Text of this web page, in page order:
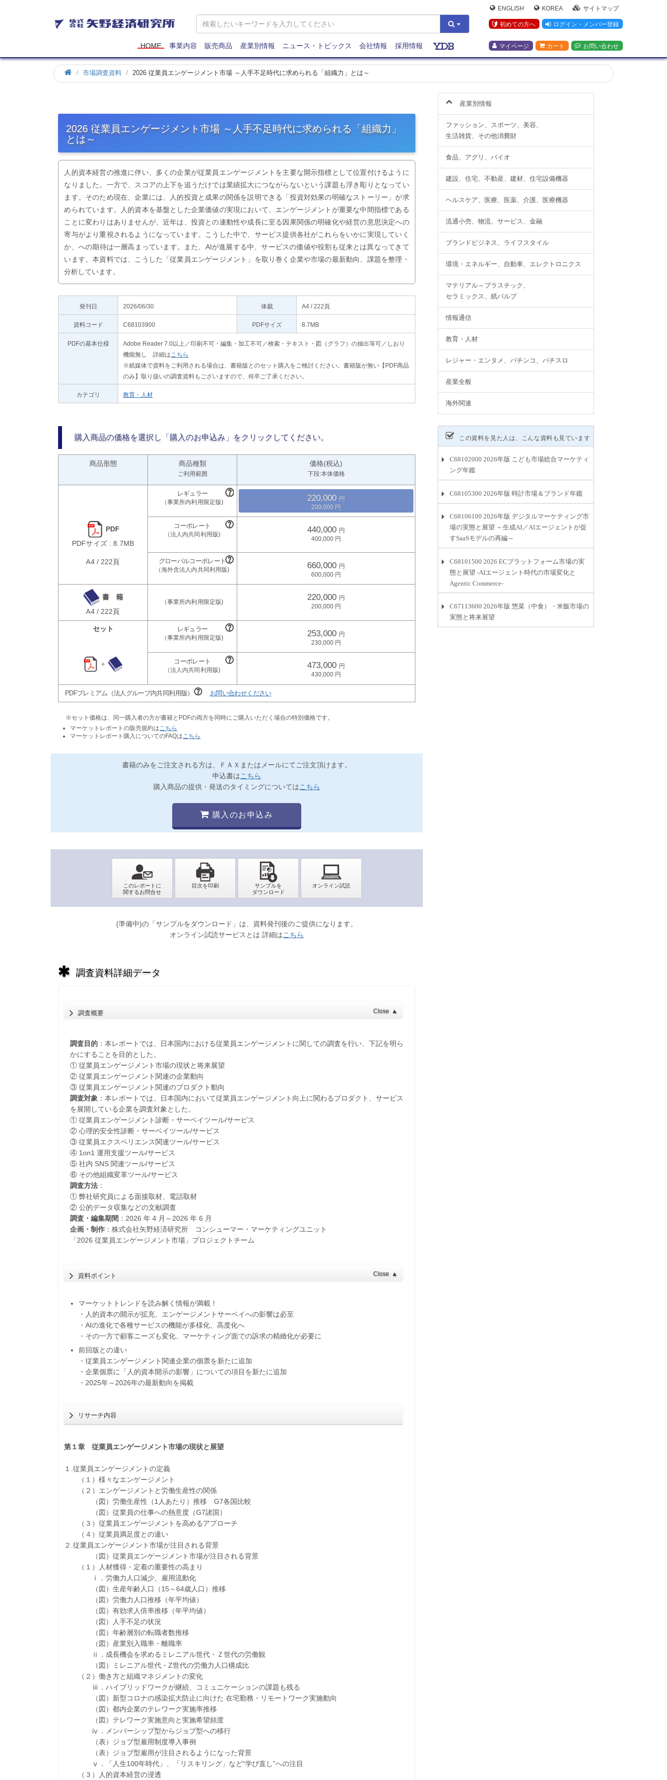
矢
野
研
究
所
ENGLISH KOREA サイトマップ
初めての方へ ログイン・メンバー登録
マイページ カート お問い合わせ
HOME 事業内容 販売商品 産業別情報 ニュース・トピックス 会社情報 採用情報
市場調査資料 2026 従業員エンゲージメント市場 ～人手不足時代に求められる「組織力」とは～
2026 従業員エンゲージメント市場 ～人手不足時代に求められる「組織力」
とは～
人的資本経営の推進に伴い、多くの企業が従業員エンゲージメントを主要な開示指標として位置付けるように
なりました。一方で、スコアの上下を追うだけでは業績拡大につながらないという課題も浮き彫りとなってい
ます。そのため現在、企業には、人的投資と成果の関係を説明できる「投資対効果の明確なストーリー」が求
められています。人的資本を基盤とした企業価値の実現において、エンゲージメントが重要な中間指標である
ことに変わりはありませんが、近年は、投資との連動性や成長に至る因果関係の明確化や経営の意思決定への
寄与がより重視されるようになっています。こうした中で、サービス提供各社がこれらをいかに実現していく
か、への期待は一層高まっています。また、AIが進展する中、サービスの価値や役割も従来とは異なってきて
います。本資料では、こうした「従業員エンゲージメント」を取り巻く企業や市場の最新動向、課題を整理・
分析しています。
発刊日 2026/06/30 体裁 A4 / 222頁
資料コード C68103900 PDFサイズ 8.7MB
PDFの基本仕様
Adobe Reader 7.0以上／印刷不可・編集・加工不可／検索・テキスト・図（グラフ）の抽出等可／しおり
機能無し 詳細は こちら
※紙媒体で資料をご利用される場合は、書籍版とのセット購入をご検討ください。書籍版が無い【PDF商品
のみ】取り扱いの調査資料もございますので、何卒ご了承ください。
カテゴリ 教育・人材
購入商品の価格を選択し「購入のお申込み」をクリックしてください。
商品形態 商品種類
ご利用範囲
価格(税込)
下段:本体価格
220,000
200,000
PDF
PDFサイズ : 8.7MB
440,000
400,000
A4 / 222頁 660,000
600,000
書 籍
A4 / 222頁
220,000
200,000
セット 253,000
230,000
＋ 473,000
430,000
PDFプレミアム（法人グループ内共同利用版） お問い合わせください
※セット価格は、同一購入者の方が書籍とPDFの両方を同時にご購入いただく場合の特別価格です。
マーケットレポートの販売規約は こちら
マーケットレポート購入についてのFAQは こちら
書籍のみをご注文される方は、ＦＡＸまたはメールにてご注文頂けます。
申込書はこちら
購入商品の提供・発送のタイミングについてはこちら
購入のお申込み
(準備中)の「サンプルをダウンロード」は、資料発刊後のご提供になります。
オンライン試読サービスとは 詳細はこちら
調査資料詳細データ
調査概要 Close ▲
調査目的：本レポートでは、日本国内における従業員エンゲージメントに関しての調査を行い、下記を明ら
かにすることを目的とした。
① 従業員エンゲージメント市場の現状と将来展望
② 従業員エンゲージメント関連の企業動向
③ 従業員エンゲージメント関連のプロダクト動向
調査対象 ：本レポートでは、日本国内において従業員エンゲージメント向上に関わるプロダクト、サービス
を展開している企業を調査対象とした。
① 従業員エンゲージメント診断・サーベイツール/サービス
② 心理的安全性診断・サーベイツール/サービス
③ 従業員エクスペリエンス関連ツール/サービス
④ 1on1 運用支援ツール/サービス
⑤ 社内 SNS 関連ツール/サービス
⑥ その他組織変革ツール/サービス
調査方法：
① 弊社研究員による面接取材、電話取材
② 公的データ収集などの文献調査
調査・編集期間 ：2026 年 4 月～2026 年 6 月
企画・制作：株式会社矢野経済研究所 コンシューマー・マーケティングユニット
「2026 従業員エンゲージメント市場」プロジェクトチーム
資料ポイント Close ▲
マーケットトレンドを読み解く情報が満載！
・人的資本の開示が拡充、エンゲージメントサーベイへの影響は必至
・AIの進化で各種サービスの機能が多様化、高度化へ
・その一方で顧客ニーズも変化、マーケティング面での訴求の精緻化が必要に
前回版との違い
・従業員エンゲージメント関連企業の個票を新たに追加
・企業個票に「人的資本開示の影響」についての項目を新たに追加
・2025年～2026年の最新動向を掲載
リサーチ内容
第１章 従業員エンゲージメント市場の現状と展望
１.従業員エンゲージメントの定義
（１）様々なエンゲージメント
（２）エンゲージメントと労働生産性の関係
（図）労働生産性（1人あたり）推移 G7各国比較
（図）従業員の仕事への熱意度（G7諸国）
（３）従業員エンゲージメントを高めるアプローチ
（４）従業員満足度との違い
２.従業員エンゲージメント市場が注目される背景
（図）従業員エンゲージメント市場が注目される背景
（１）人材獲得・定着の重要性の高まり
ⅰ．労働力人口減少、雇用流動化
（図）生産年齢人口（15～64歳人口）推移
（図）労働力人口推移（年平均値）
（図）有効求人倍率推移（年平均値）
（図）人手不足の状況
（図）年齢層別の転職者数推移
（図）産業別入職率・離職率
ⅱ．成長機会を求めるミレニアル世代・Ｚ世代の労働観
（図）ミレニアル世代・Z世代の労働力人口構成比
（２）働き方と組織マネジメントの変化
ⅲ．ハイブリッドワークが継続、コミュニケーションの課題も残る
（図）新型コロナの感染拡大防止に向けた 在宅勤務・リモートワーク実施動向
（図）都内企業のテレワーク実施率推移
（図）テレワーク実施意向と実施希望頻度
ⅳ．メンバーシップ型からジョブ型への移行
（表）ジョブ型雇用制度導入事例
（表）ジョブ型雇用が注目されるようになった背景
ⅴ．「人生100年時代」、「リスキリング」など“学び直し”への注目
（３）人的資本経営の浸透
産業別情報
ファッション、スポーツ、美容、
生活雑貨、その他消費財
食品、アグリ、バイオ
建設、住宅、不動産、建材、住宅設備機器
ヘルスケア、医療、医薬、介護、医療機器
流通小売、物流、サービス、金融
ブランドビジネス、ライフスタイル
環境・エネルギー、自動車、エレクトロニクス
マテリアル～プラスチック、
セラミックス、紙パルプ
情報通信
教育・人材
レジャー・エンタメ、パチンコ、パチスロ
産業全般
海外関連
この資料を見た人は、こんな資料も見ています
C68102000 2026年版 こども市場総合マーケティ
ング年鑑
C68105300 2026年版 時計市場＆ブランド年鑑
C68106100 2026年版 デジタルマーケティング市
場の実態と展望 ～生成AI／AIエージェントが促
すSaaSモデルの再編～
C68101500 2026 ECプラットフォーム市場の実
態と展望 -AIエージェント時代の市場変化と
Agentic Commerce-
C67113600 2026年版 惣菜（中食）・米飯市場の
実態と将来展望